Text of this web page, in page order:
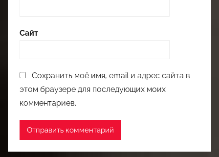
Сайт
Сохранить моё имя, email и адрес сайта в
этом браузере для последующих моих
комментариев.